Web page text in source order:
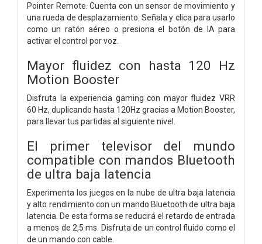
Pointer Remote. Cuenta con un sensor de movimiento y
una rueda de desplazamiento. Señala y clica para usarlo
como un ratón aéreo o presiona el botón de IA para
activar el control por voz.
Mayor fluidez con hasta 120 Hz
Motion Booster
Disfruta la experiencia gaming con mayor fluidez VRR
60 Hz, duplicando hasta 120Hz gracias a Motion Booster,
para llevar tus partidas al siguiente nivel.
El primer televisor del mundo
compatible con mandos Bluetooth
de ultra baja latencia
Experimenta los juegos en la nube de ultra baja latencia
y alto rendimiento con un mando Bluetooth de ultra baja
latencia. De esta forma se reducirá el retardo de entrada
a menos de 2,5 ms. Disfruta de un control fluido como el
de un mando con cable.